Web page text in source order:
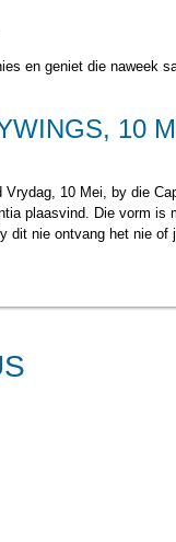
en geniet die naweek
10
Vrydag, 10 Mei, by die
plaasvind. Die vorm is
dit nie ontvang het nie